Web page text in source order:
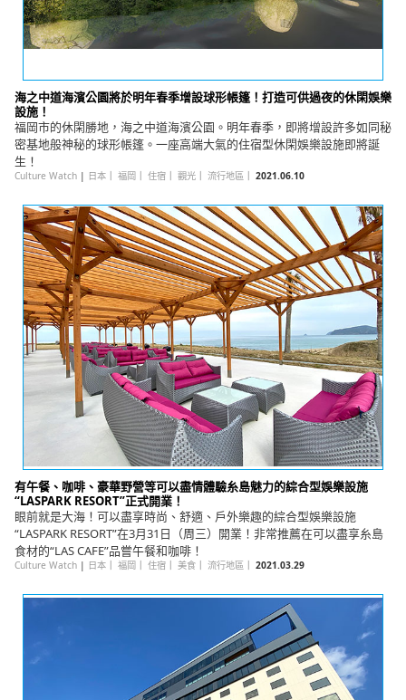
海之中道海濱公園將於明年春季增設球形帳篷！打造可供過夜的休閑娛樂
設施！
福岡市的休閑勝地，海之中道海濱公園。明年春季，即將增設許多如同秘
密基地般神秘的球形帳篷。一座高端大氣的住宿型休閑娛樂設施即將誕
生！
Culture Watch| 日本｜ 福岡｜ 住宿｜ 觀光｜ 流行地區 ｜ 2021.06.10
有午餐、咖啡、豪華野營等可以盡情體驗糸島魅力的綜合型娛樂設施
“LASPARK RESORT”正式開業！
眼前就是大海！可以盡享時尚、舒適、戶外樂趣的綜合型娛樂設施
“LASPARK RESORT”在3月31日（周三）開業！非常推薦在可以盡享糸島
食材的“LAS CAFE”品嘗午餐和咖啡！
Culture Watch| 日本｜ 福岡 住宿｜ 美食｜ 流行地區 2021.03.29